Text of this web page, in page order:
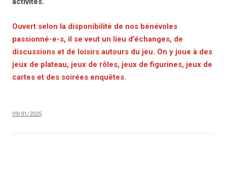
Ouvert selon la disponibilité de nos bénévoles
passionné-e-s, il se veut un lieu d’échanges, de
discussions et de loisirs autours du jeu. On y joue à des
jeux de plateau, jeux de rôles, jeux de figurines, jeux de
cartes et des soirées enquêtes.
09/01/2025